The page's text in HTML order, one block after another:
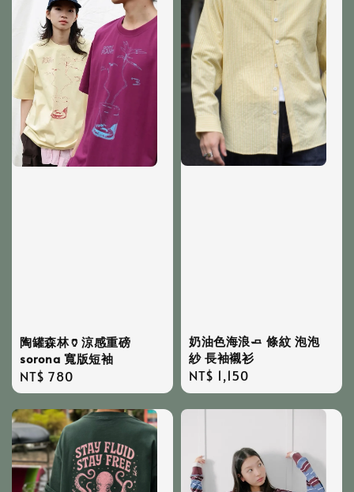
陶罐森林🏺涼感重磅
sorona 寬版短袖
Regular
price
NT$ 780
奶油色海浪🧈 條紋 泡泡
紗 長袖襯衫
Regular
price
NT$ 1,150